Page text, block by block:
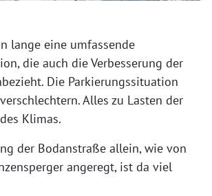
lan­ge eine umfas­sen­de
die auch die Verbesserung der
Die Parkierungssituation
Alles zu Lasten der
Klimas.
der Bodanstraße allein, wie von
ange­regt, ist da viel